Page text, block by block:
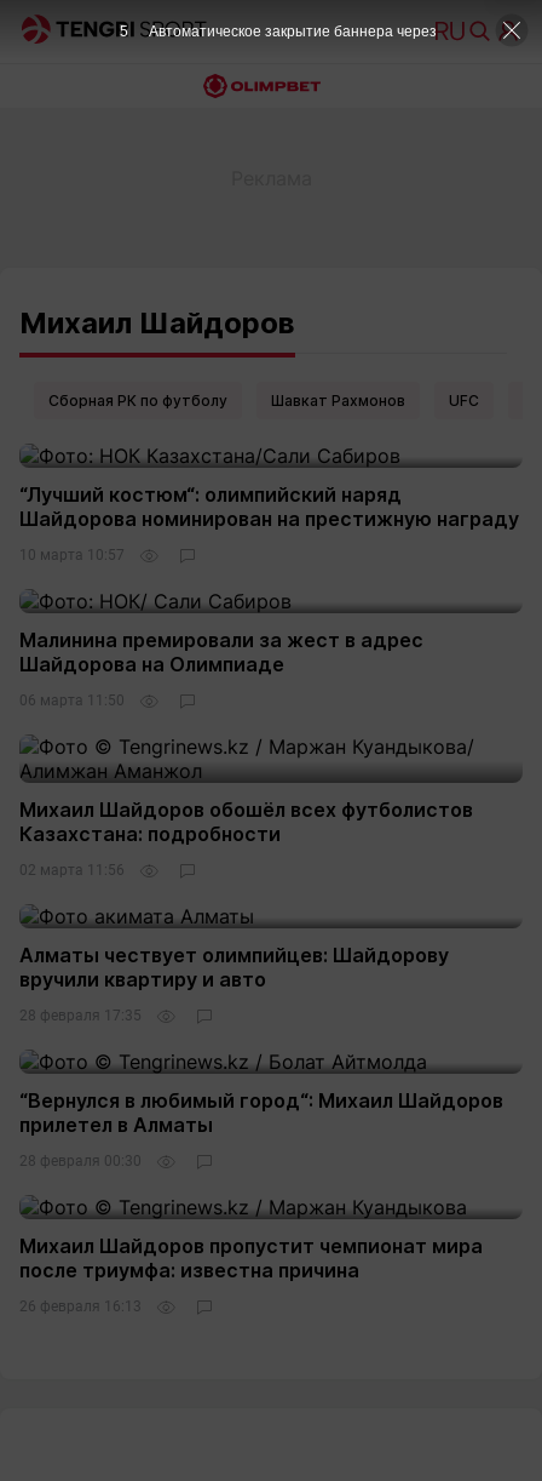
Михаил Шайдоров
Сборная РК по футболу Шавкат Рахмонов UFC
“Лучший костюм“: олимпийский наряд
Шайдорова номинирован на престижную награду
10 марта 10:57
Малинина премировали за жест в адрес
Шайдорова на Олимпиаде
06 марта 11:50
Михаил Шайдоров обошёл всех футболистов
Казахстана: подробности
02 марта 11:56
Алматы чествует олимпийцев: Шайдорову
вручили квартиру и авто
28 февраля 17:35
“Вернулся в любимый город“: Михаил Шайдоров
прилетел в Алматы
28 февраля 00:30
Михаил Шайдоров пропустит чемпионат мира
после триумфа: известна причина
26 февраля 16:13
4 Автоматическое закрытие баннера через